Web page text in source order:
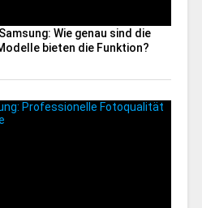
Wie genau sind die
bieten die Funktion?